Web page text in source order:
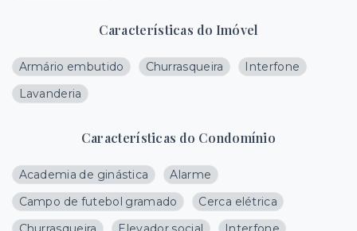
Características do Imóvel
Armário embutido Churrasqueira
Interfone
Lavanderia
Características do Condomínio
Academia de ginástica
Alarme
Campo de futebol gramado
Cerca elétrica